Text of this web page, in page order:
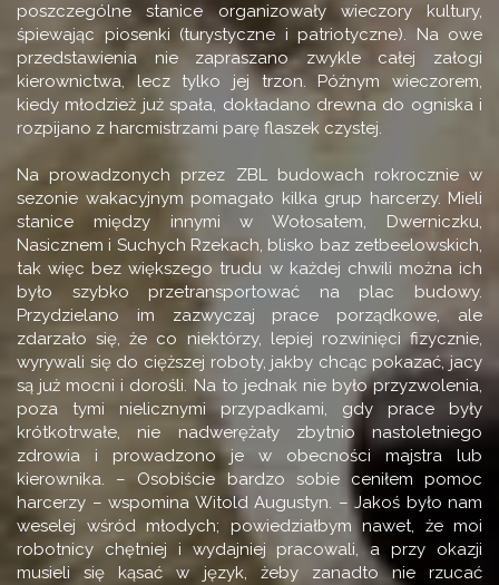
poszczególne stanice organizowały wieczory kultury,
śpiewając piosenki (turystyczne i patriotyczne). Na owe
przedstawienia nie zapraszano zwykle całej załogi
kierownictwa, lecz tylko jej trzon. Późnym wieczorem,
kiedy młodzież już spała, dokładano drewna do ogniska i
rozpijano z harcmistrzami parę flaszek czystej.
Na prowadzonych przez ZBL budowach rokrocznie w
sezonie wakacyjnym pomagało kilka grup harcerzy. Mieli
stanice między innymi w Wołosatem, Dwerniczku,
Nasicznem i Suchych Rzekach, blisko baz zetbeelowskich,
tak więc bez większego trudu w każdej chwili można ich
było szybko przetransportować na plac budowy.
Przydzielano im zazwyczaj prace porządkowe, ale
zdarzało się, że co niektórzy, lepiej rozwinięci fizycznie,
wyrywali się do cięższej roboty, jakby chcąc pokazać, jacy
są już mocni i dorośli. Na to jednak nie było przyzwolenia,
poza tymi nielicznymi przypadkami, gdy prace były
krótkotrwałe, nie nadwerężały zbytnio nastoletniego
zdrowia i prowadzono je w obecności majstra lub
kierownika. – Osobiście bardzo sobie ceniłem pomoc
harcerzy – wspomina Witold Augustyn. – Jakoś było nam
weselej wśród młodych; powiedziałbym nawet, że moi
robotnicy chętniej i wydajniej pracowali, a przy okazji
musieli się kąsać w język, żeby zanadto nie rzucać